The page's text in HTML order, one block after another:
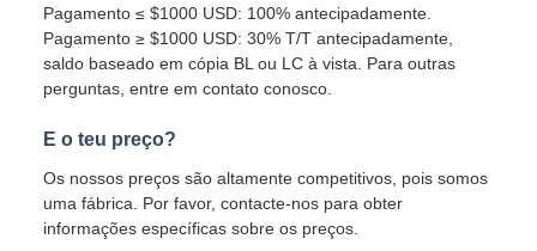
Pagamento ≤ $1000 USD: 100% antecipadamente.
Pagamento ≥ $1000 USD: 30% T/T antecipadamente,
saldo baseado em cópia BL ou LC à vista. Para outras
perguntas, entre em contato conosco.
E o teu preço?
Os nossos preços são altamente competitivos, pois somos
uma fábrica. Por favor, contacte-nos para obter
informações específicas sobre os preços.